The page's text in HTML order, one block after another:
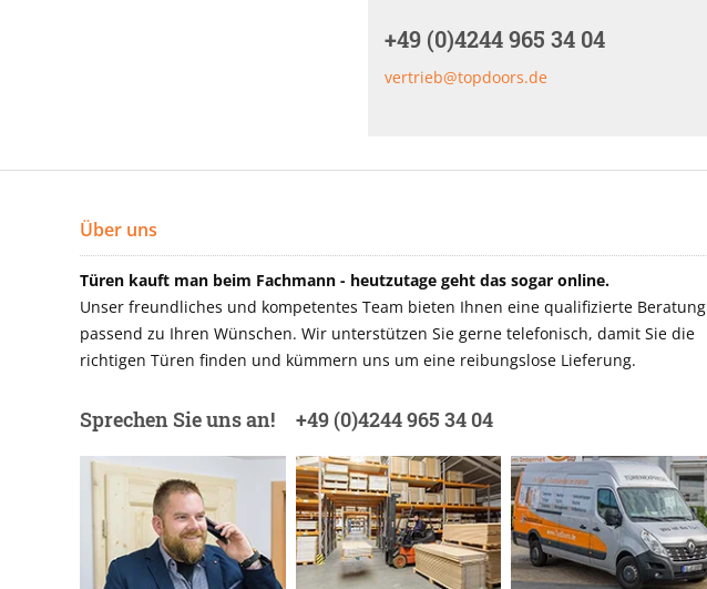
+49 (0)4244 965 34 04
vertrieb@topdoors.de
Über uns
Türen kauft man beim Fachmann - heutzutage geht das sogar online.
Unser freundliches und kompetentes Team bieten Ihnen eine qualifizierte Beratung
passend zu Ihren Wünschen. Wir unterstützen Sie gerne telefonisch, damit Sie die
richtigen Türen finden und kümmern uns um eine reibungslose Lieferung.
Sprechen Sie uns an! +49 (0)4244 965 34 04